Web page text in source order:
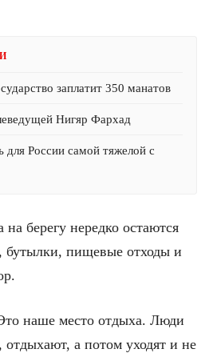
заплатит 350 манатов
Нигяр Фархад
для России самой тяжелой с
берегу нередко остаются
бутылки, пищевые отходы и
наше место отдыха. Люди
отдыхают, а потом уходят и не